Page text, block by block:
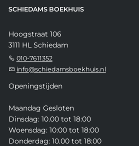
SCHIEDAMS BOEKHUIS
Hoogstraat 106
3111 HL Schiedam
010-7611352
info@schiedamsboekhuis.nl
Openingstijden
Maandag Gesloten
Dinsdag: 10.00 tot 18:00
Woensdag: 10:00 tot 18:00
Donderdag: 10.00 tot 18:00